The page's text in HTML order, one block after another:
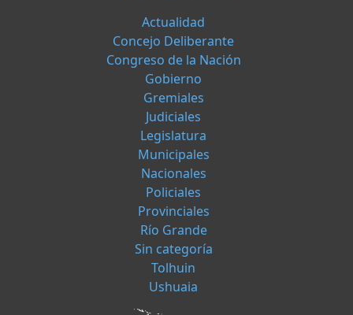
Actualidad
Concejo Deliberante
Congreso de la Nación
Gobierno
Gremiales
Judiciales
Legislatura
Municipales
Nacionales
Policiales
Provinciales
Río Grande
Sin categoría
Tolhuin
Ushuaia